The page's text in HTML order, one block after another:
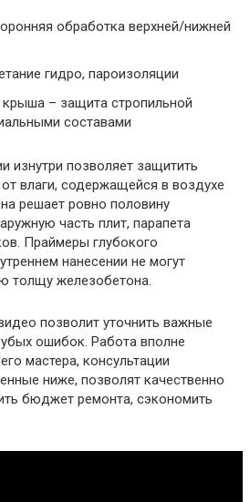
обработка верхней/нижней
гидро, пароизоляции
– защита стропильной
составами
изнутри позволяет защитить
влаги, содержащейся в воздухе
решает ровно половину
часть плит, парапета
Праймеры глубокого
нанесении не могут
толщу железобетона.
позволит уточнить важные
ошибок. Работа вполне
мастера, консультации
ниже, позволят качественно
бюджет ремонта, сэкономить